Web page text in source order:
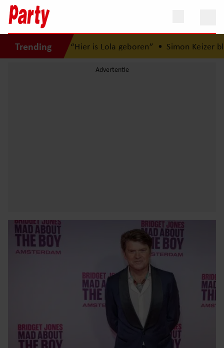
Trending
“Hier is Lola geboren”•Simon Keizer blikt terug op